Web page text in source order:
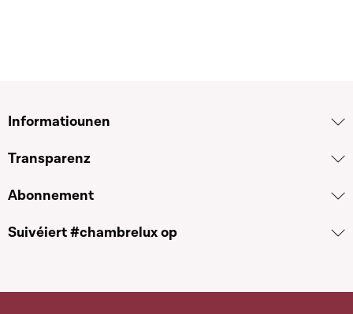
Informatiounen
Transparenz
Abonnement
Suivéiert #chambrelux op